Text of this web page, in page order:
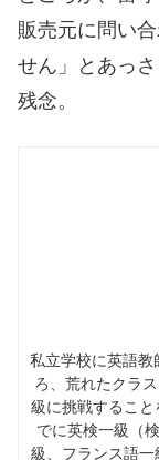
販売元に問い
せん」とあっさ
残念。
私立学校に英語教
ろ、荒れたクラ
級に挑戦するこ
でに英検一級（
級、フランス語